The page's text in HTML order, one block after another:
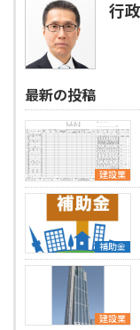
行
最新の投稿
建設業
補助金
建設業